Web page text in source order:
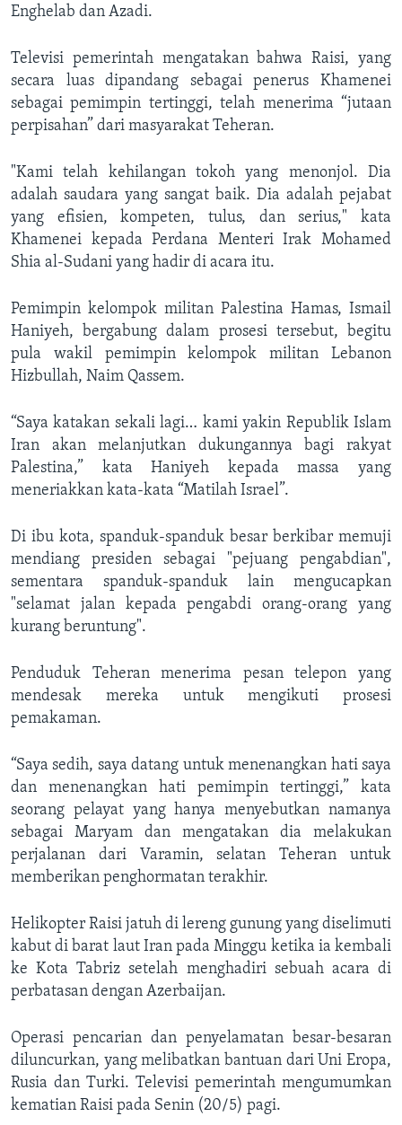
Enghelab dan Azadi.
Televisi pemerintah mengatakan bahwa Raisi, yang
secara luas dipandang sebagai penerus Khamenei
sebagai pemimpin tertinggi, telah menerima “jutaan
perpisahan” dari masyarakat Teheran.
"Kami telah kehilangan tokoh yang menonjol. Dia
adalah saudara yang sangat baik. Dia adalah pejabat
yang efisien, kompeten, tulus, dan serius," kata
Khamenei kepada Perdana Menteri Irak Mohamed
Shia al-Sudani yang hadir di acara itu.
Pemimpin kelompok militan Palestina Hamas, Ismail
Haniyeh, bergabung dalam prosesi tersebut, begitu
pula wakil pemimpin kelompok militan Lebanon
Hizbullah, Naim Qassem.
“Saya katakan sekali lagi… kami yakin Republik Islam
Iran akan melanjutkan dukungannya bagi rakyat
Palestina,” kata Haniyeh kepada massa yang
meneriakkan kata-kata “Matilah Israel”.
Di ibu kota, spanduk-spanduk besar berkibar memuji
mendiang presiden sebagai "pejuang pengabdian",
sementara spanduk-spanduk lain mengucapkan
"selamat jalan kepada pengabdi orang-orang yang
kurang beruntung".
Penduduk Teheran menerima pesan telepon yang
mendesak mereka untuk mengikuti prosesi
pemakaman.
“Saya sedih, saya datang untuk menenangkan hati saya
dan menenangkan hati pemimpin tertinggi,” kata
seorang pelayat yang hanya menyebutkan namanya
sebagai Maryam dan mengatakan dia melakukan
perjalanan dari Varamin, selatan Teheran untuk
memberikan penghormatan terakhir.
Helikopter Raisi jatuh di lereng gunung yang diselimuti
kabut di barat laut Iran pada Minggu ketika ia kembali
ke Kota Tabriz setelah menghadiri sebuah acara di
perbatasan dengan Azerbaijan.
Operasi pencarian dan penyelamatan besar-besaran
diluncurkan, yang melibatkan bantuan dari Uni Eropa,
Rusia dan Turki. Televisi pemerintah mengumumkan
kematian Raisi pada Senin (20/5) pagi.